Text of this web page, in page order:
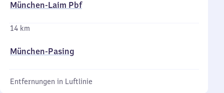
München-Laim Pbf
14 km
München-Pasing
Entfernungen in Luftlinie